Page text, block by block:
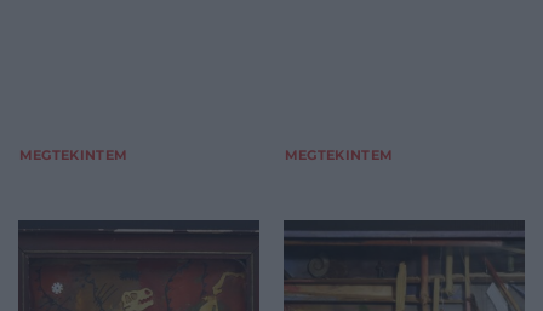
MEGTEKINTEM MEGTEKINTEM